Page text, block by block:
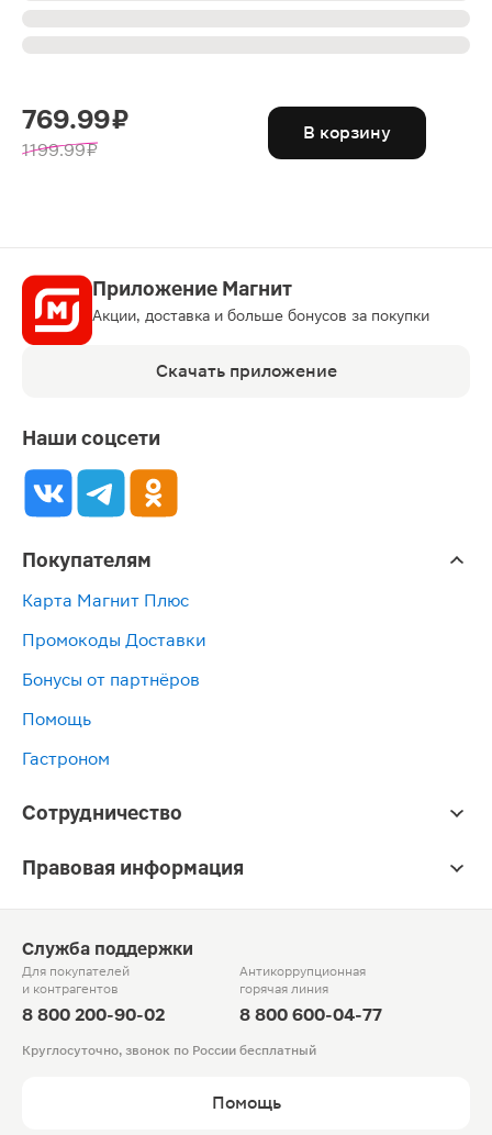
769.99 ₽
1199.99 ₽
В корзину
Приложение Магнит
Акции, доставка и больше бонусов за покупки
Скачать приложение
Наши соцсети
Покупателям
Карта Магнит Плюс
Промокоды Доставки
Бонусы от партнёров
Помощь
Гастроном
Сотрудничество
Правовая информация
Служба поддержки
Для покупателей
и контрагентов
8 800 200-90-02
Антикоррупционная
горячая линия
8 800 600-04-77
Круглосуточно, звонок по России бесплатный
Помощь